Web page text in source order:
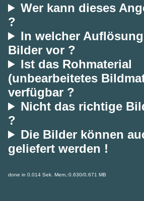
Wer kann dieses
?
In welcher
Bilder vor ?
Ist das Rohmaterial
(unbearbeitetes
verfügbar ?
Nicht das richtige
?
Die Bilder können
geliefert werden !
done in 0.014 Sek. Mem.:0.630/0.671 MB